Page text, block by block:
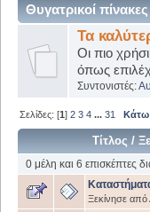
Θυγατρικοί πίνακες
Τα
Οι πιο
όπως
Συντονιστές:
Σελίδες: [1]2 3 4 ...31 Κάτω
Τίτλος /
0 μέλη και 6 επισκέπτες
Ξεκίνησε από